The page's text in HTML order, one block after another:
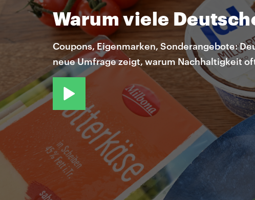
Warum viele
Coupons, Eigenmarken, Sonderangebote:
neue Umfrage zeigt, warum Nachhaltigkeit